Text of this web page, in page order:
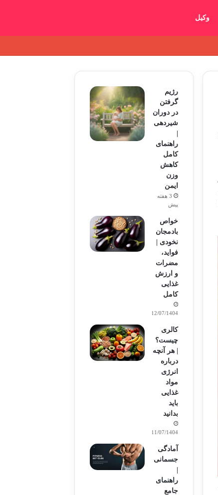
وکیل
رژیم
گرفتن
در دوران
شیردهی
راهنمای
کامل
کاهش
وزن
ایمن
3 هفته
پیش
خواص
بادمجان
نخودی |
فواید،
مضرات
و ارزش
غذایی
کامل
12/07/1404
کالری
چیست؟
| هر آنچه
درباره
انرژی
مواد
غذایی
باید
بدانید
11/07/1404
آمادگی
جسمانی
راهنمای
جامع